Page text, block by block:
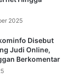
situs web
siapa pun
web dan
jelas
2025
Disebut
Judi Online,
Berkomentar